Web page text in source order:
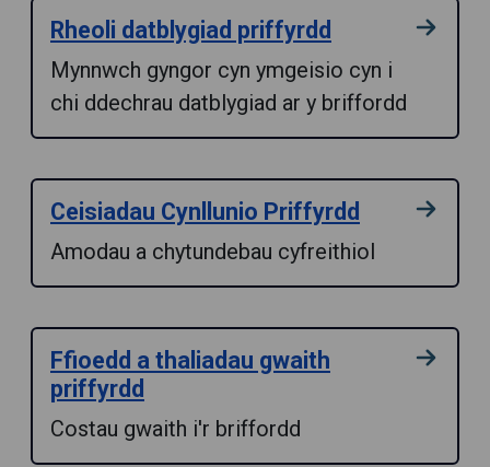
Rheoli datblygiad priffyrdd
Mynnwch gyngor cyn ymgeisio cyn i
chi ddechrau datblygiad ar y briffordd
Ceisiadau Cynllunio Priffyrdd
Amodau a chytundebau cyfreithiol
Ffioedd a thaliadau gwaith
priffyrdd
Costau gwaith i'r briffordd